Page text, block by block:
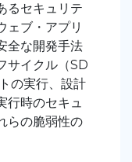
るセキュリテ
ェブ・アプリ
全な開発手法
サイクル（SD
の実行、設計
行時のセキュ
らの脆弱性の